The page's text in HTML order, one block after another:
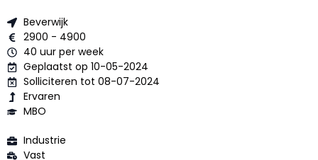
Beverwijk
2900 - 4900
40 uur per week
Geplaatst op 10-05-2024
Solliciteren tot 08-07-2024
Ervaren
MBO
Industrie
Vast